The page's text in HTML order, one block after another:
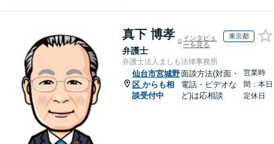
真下 博孝
弁護士
インタビュ
ーを見る
東京都
弁護士法人ましも法律事務所
仙台市宮城野
区 からも相
談受付中
面談方法(対面・
電話・ビデオな
ど)は応相談
営業時
間：本日
定休日